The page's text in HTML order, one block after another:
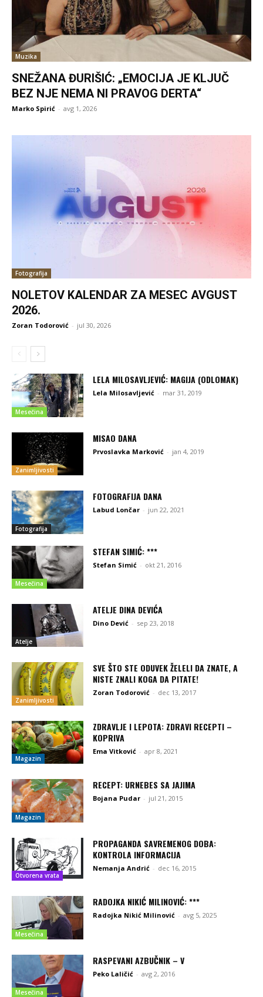
Muzika
SNEŽANA ĐURIŠIĆ: „EMOCIJA JE KLJUČ
BEZ NJE NEMA NI PRAVOG DERTA“
Marko Spirić - avg 1, 2026
Fotografija
NOLETOV KALENDAR ZA MESEC AVGUST
2026.
Zoran Todorović - jul 30, 2026
Mesečina
LELA MILOSAVLJEVIĆ: MAGIJA (ODLOMAK)
Lela Milosavljević - mar 31, 2019
Zanimljivosti
MISAO DANA
Prvoslavka Marković - jan 4, 2019
Fotografija
FOTOGRAFIJA DANA
Labud Lončar - jun 22, 2021
Mesečina
STEFAN SIMIĆ: ***
Stefan Simić - okt 21, 2016
Atelje
ATELJE DINA DEVIĆA
Dino Dević - sep 23, 2018
Zanimljivosti
SVE ŠTO STE ODUVEK ŽELELI DA ZNATE, A
NISTE ZNALI KOGA DA PITATE!
Zoran Todorović - dec 13, 2017
Magazin
ZDRAVLJE I LEPOTA: ZDRAVI RECEPTI –
KOPRIVA
Ema Vitković - apr 8, 2021
Magazin
RECEPT: URNEBES SA JAJIMA
Bojana Pudar - jul 21, 2015
Otvorena vrata
PROPAGANDA SAVREMENOG DOBA:
KONTROLA INFORMACIJA
Nemanja Andrić - dec 16, 2015
Mesečina
RADOJKA NIKIĆ MILINOVIĆ: ***
Radojka Nikić Milinović - avg 5, 2025
Mesečina
RASPEVANI AZBUČNIK – V
Peko Laličić - avg 2, 2016